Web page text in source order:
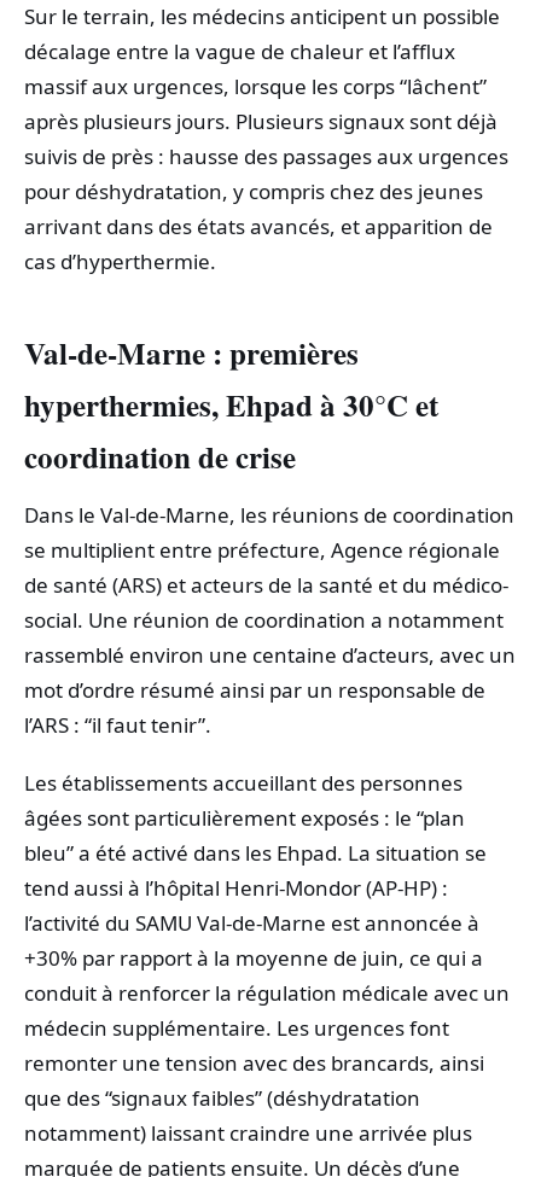
Sur le terrain, les médecins anticipent un possible
décalage entre la vague de chaleur et l’afflux
massif aux urgences, lorsque les corps “lâchent”
après plusieurs jours. Plusieurs signaux sont déjà
suivis de près : hausse des passages aux urgences
pour déshydratation, y compris chez des jeunes
arrivant dans des états avancés, et apparition de
cas d’hyperthermie.
Val-de-Marne : premières
hyperthermies, Ehpad à 30°C et
coordination de crise
Dans le Val-de-Marne, les réunions de coordination
se multiplient entre préfecture, Agence régionale
de santé (ARS) et acteurs de la santé et du médico-
social. Une réunion de coordination a notamment
rassemblé environ une centaine d’acteurs, avec un
mot d’ordre résumé ainsi par un responsable de
l’ARS : “il faut tenir”.
Les établissements accueillant des personnes
âgées sont particulièrement exposés : le “plan
bleu” a été activé dans les Ehpad. La situation se
tend aussi à l’hôpital Henri-Mondor (AP-HP) :
l’activité du SAMU Val-de-Marne est annoncée à
+30% par rapport à la moyenne de juin, ce qui a
conduit à renforcer la régulation médicale avec un
médecin supplémentaire. Les urgences font
remonter une tension avec des brancards, ainsi
que des “signaux faibles” (déshydratation
notamment) laissant craindre une arrivée plus
marquée de patients ensuite. Un décès d’une